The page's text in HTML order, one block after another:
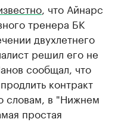
, что Айнарс
тренера БК
двухлетнего
решил его не
сообщал, что
контракт
словам, в "Нижнем
простая